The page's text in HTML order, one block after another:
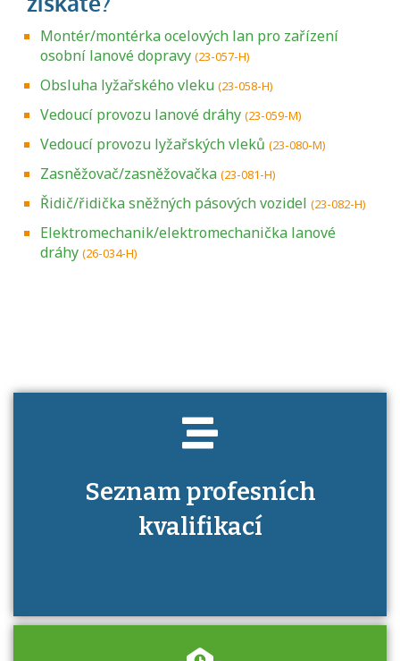
Montér/montérka ocelových lan pro zařízení
osobní lanové dopravy (23-057-H)
Obsluha lyžařského vleku (23-058-H)
Vedoucí provozu lanové dráhy (23-059-M)
Vedoucí provozu lyžařských vleků (23-080-M)
Zasněžovač/zasněžovačka (23-081-H)
Řidič/řidička sněžných pásových vozidel (23-082-H)
Elektromechanik/elektromechanička lanové
dráhy (26-034-H)
Seznam profesních
kvalifikací
Projděte si seznam profesních kvalifikací.